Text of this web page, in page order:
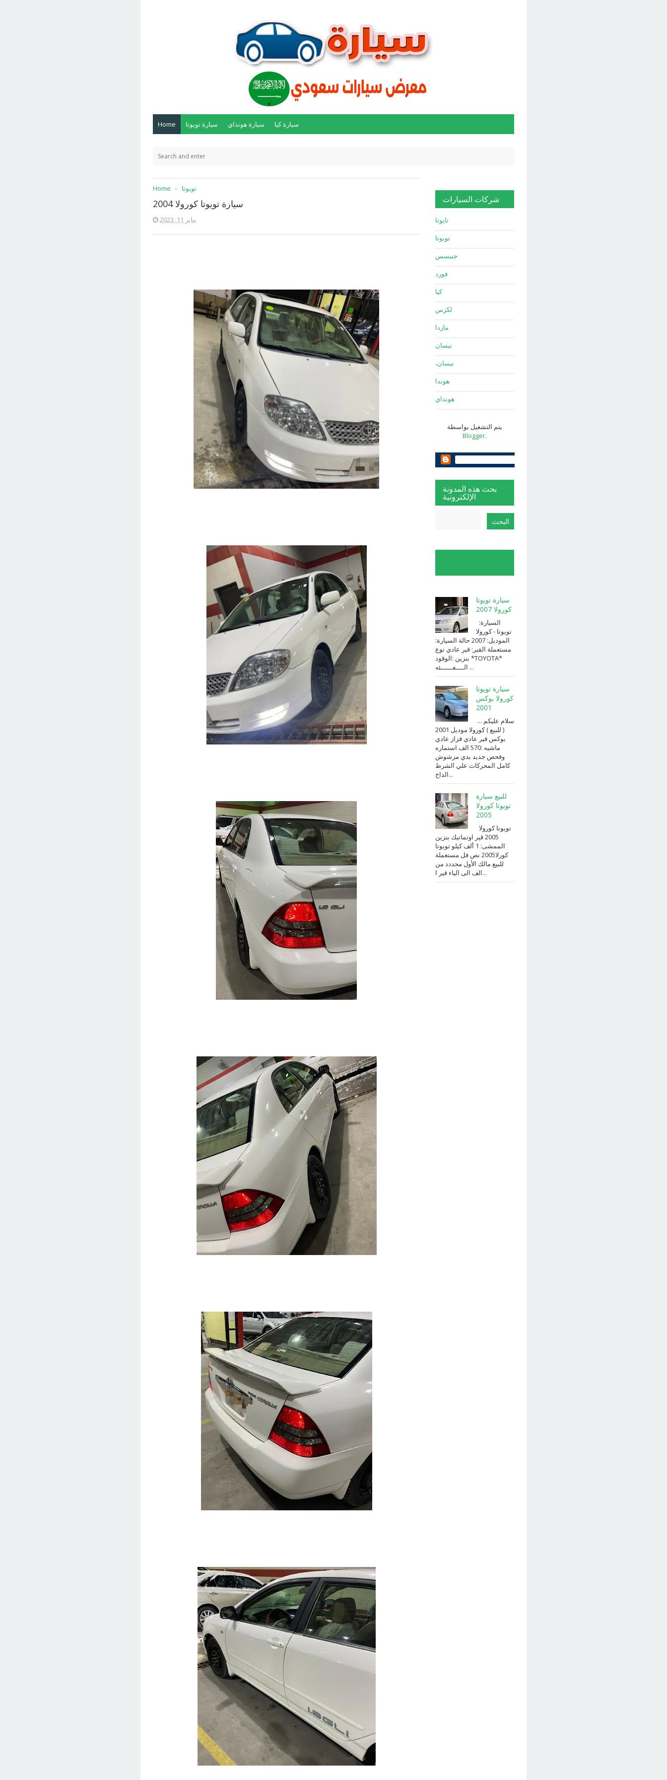
Home سيارة تويوتا سيارة هونداي سيارة كيا
Home تويوتا
سيارة تويوتا كورولا 2004
يناير 11, 2023
شركات السيارات
تايوتا
تويوتا
جنيسس
فورد
كيا
لكزس
مازدا
نيسان
نيسان،
هوندا
هونداي
يتم التشغيل بواسطة
Blogger.
بحث هذه المدونة
الإلكترونية
سيارة تويوتا
كورولا 2007
⁨تويوتا⁩ - ⁨كورولا⁩
الموديل: ⁨2007⁩ حالة السيارة:
⁨مستعملة⁩ القير: ⁨قير عادي⁩ نوع
الوقود: ⁨بنزين⁩ *TOYOTA*
الــــفــــــئه ...
سيارة تويوتا
كورولا بوكس
2001
سلام عليكم ...
( للبيع ) كورولا موديل 2001
بوكس قير عادي قزاز عادي
ماشيه :570 الف استماره
وفحص جديد بدي مرشوش
كامل المحركات علي الشرط
الداخ...
للبيع سيارة
تويوتا كورولا
2005
2005 قير اوتماتيك بنزين
الممشى: 1 ألف كيلو تويوتا
كورلا2005 نص فل مستعملة
للبيع مالك الأول مجددد من
الف الى الياء قير ا...